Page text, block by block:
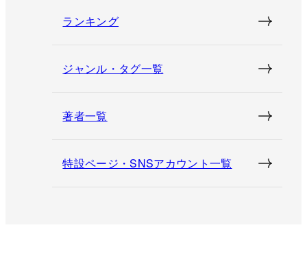
ランキング
ジャンル・タグ一覧
著者一覧
特設ページ・SNSアカウント一覧